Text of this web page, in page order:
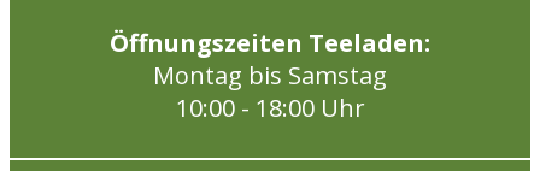
Öffnungszeiten Teeladen:
Montag bis Samstag
10:00 - 18:00 Uhr